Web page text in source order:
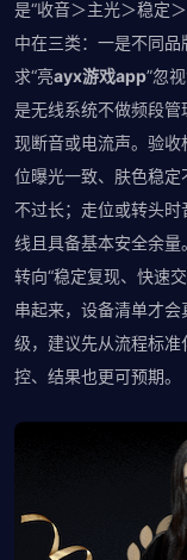
是“收音＞主光＞稳定
中在三类：一是不同
求“亮ayx游戏app”忽
是无线系统不做频段
现断音或电流声。验
位曝光一致、肤色稳
不过长；走位或转头
线且具备基本安全余量
转向“稳定复现、快速
串起来，设备清单才
级，建议先从流程标
控、结果也更可预期。